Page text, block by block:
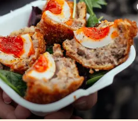
votre local favori